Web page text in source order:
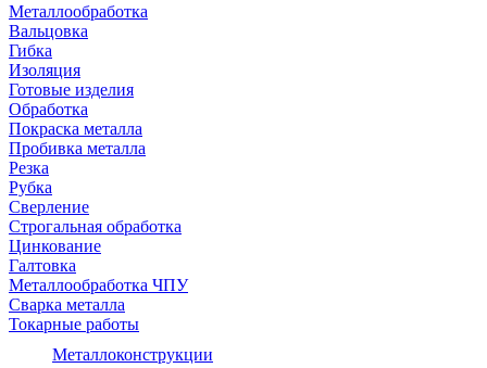
Металлообработка
Вальцовка
Гибка
Изоляция
Готовые изделия
Обработка
Покраска металла
Пробивка металла
Резка
Рубка
Сверление
Строгальная обработка
Цинкование
Галтовка
Металлообработка ЧПУ
Сварка металла
Токарные работы
Металлоконструкции